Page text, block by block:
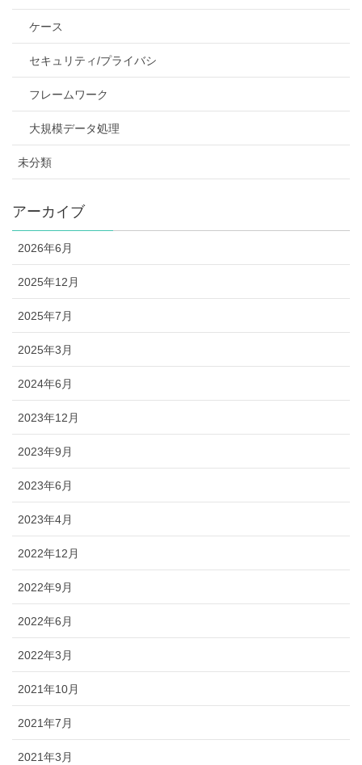
ケース
セキュリティ/プライバシ
フレームワーク
大規模データ処理
未分類
アーカイブ
2026年6月
2025年12月
2025年7月
2025年3月
2024年6月
2023年12月
2023年9月
2023年6月
2023年4月
2022年12月
2022年9月
2022年6月
2022年3月
2021年10月
2021年7月
2021年3月